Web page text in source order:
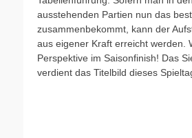
ausstehenden Partien nun das
zusammenbekommt, kann der
aus eigener Kraft erreicht werden.
Perspektive im Saisonfinish! Das
verdient das Titelbild dieses